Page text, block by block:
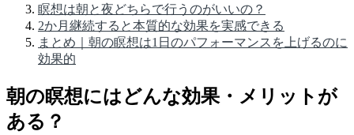
瞑想は朝と夜どちらで行うのがいいの？
2か月継続すると本質的な効果を実感できる
まとめ｜朝の瞑想は1日のパフォーマンスを上げるのに
効果的
朝の瞑想にはどんな効果・メリットが
ある？